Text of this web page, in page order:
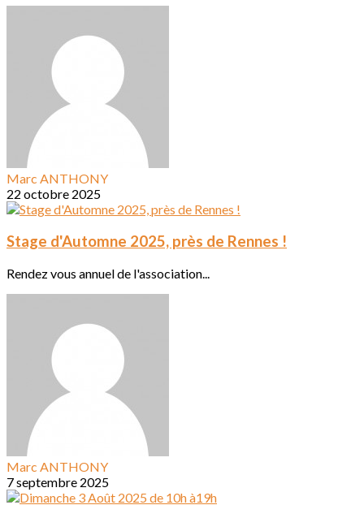
Marc ANTHONY
22 octobre 2025
Stage d'Automne 2025, près de Rennes !
Rendez vous annuel de l'association...
Marc ANTHONY
7 septembre 2025